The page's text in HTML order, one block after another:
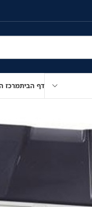
דף הביתמרכז